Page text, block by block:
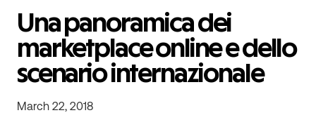
Una panoramica dei
marketplace online e dello
scenario internazionale
March 22, 2018